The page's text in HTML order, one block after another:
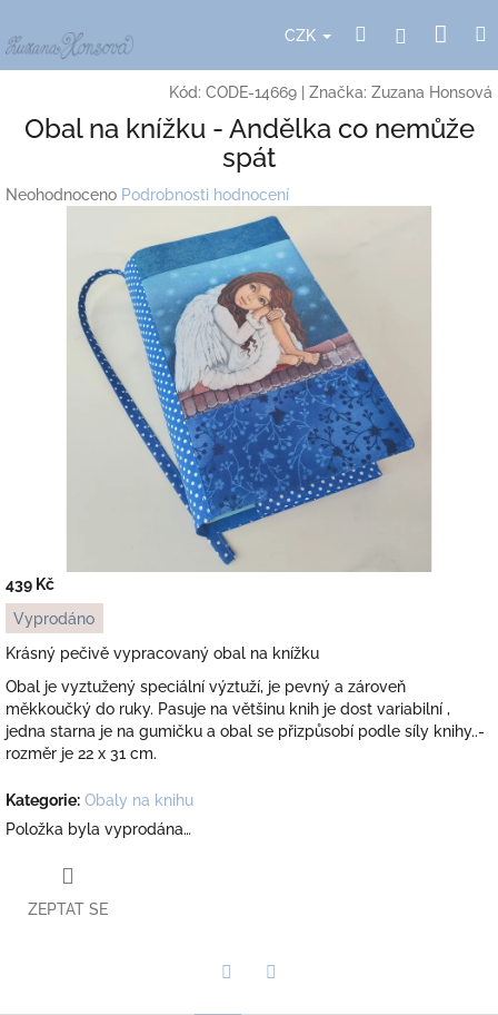
na
obsah
CZK HledatPřihlášení
Kód: CODE-14669 Značka: Zuzana Honsová
Obal na knížku - Andělka co nemůže
spát
Průměrné
Neohodnoceno Podrobnosti hodnocení
439 Kč
Měrná
cena:
Vyprodáno
Krásný pečivě vypracovaný obal na knížku
Obal je vyztužený speciální výztuží, je pevný a zároveň
měkkoučký do ruky. Pasuje na většinu knih je dost variabilní ,
jedna starna je na gumičku a obal se přizpůsobí podle síly knihy..-
rozměr je 22 x 31 cm.
Kategorie: Obaly na knihu
Položka byla vyprodána…
ZEPTAT SE